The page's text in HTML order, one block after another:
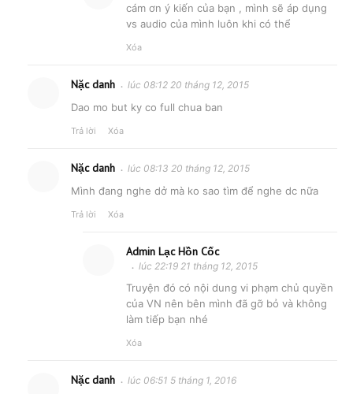
cám ơn ý kiến của bạn , mình sẽ áp dụng
vs audio của mình luôn khi có thể
Xóa
Nặc danh lúc 08:12 20 tháng 12, 2015
Dao mo but ky co full chua ban
Trả lời Xóa
Nặc danh lúc 08:13 20 tháng 12, 2015
Mình đang nghe dở mà ko sao tìm để nghe dc nữa
Trả lời Xóa
Admin Lạc Hồn Cốc
lúc 22:19 21 tháng 12, 2015
Truyện đó có nội dung vi phạm chủ quyền
của VN nên bên mình đã gỡ bỏ và không
làm tiếp bạn nhé
Xóa
Nặc danh lúc 06:51 5 tháng 1, 2016